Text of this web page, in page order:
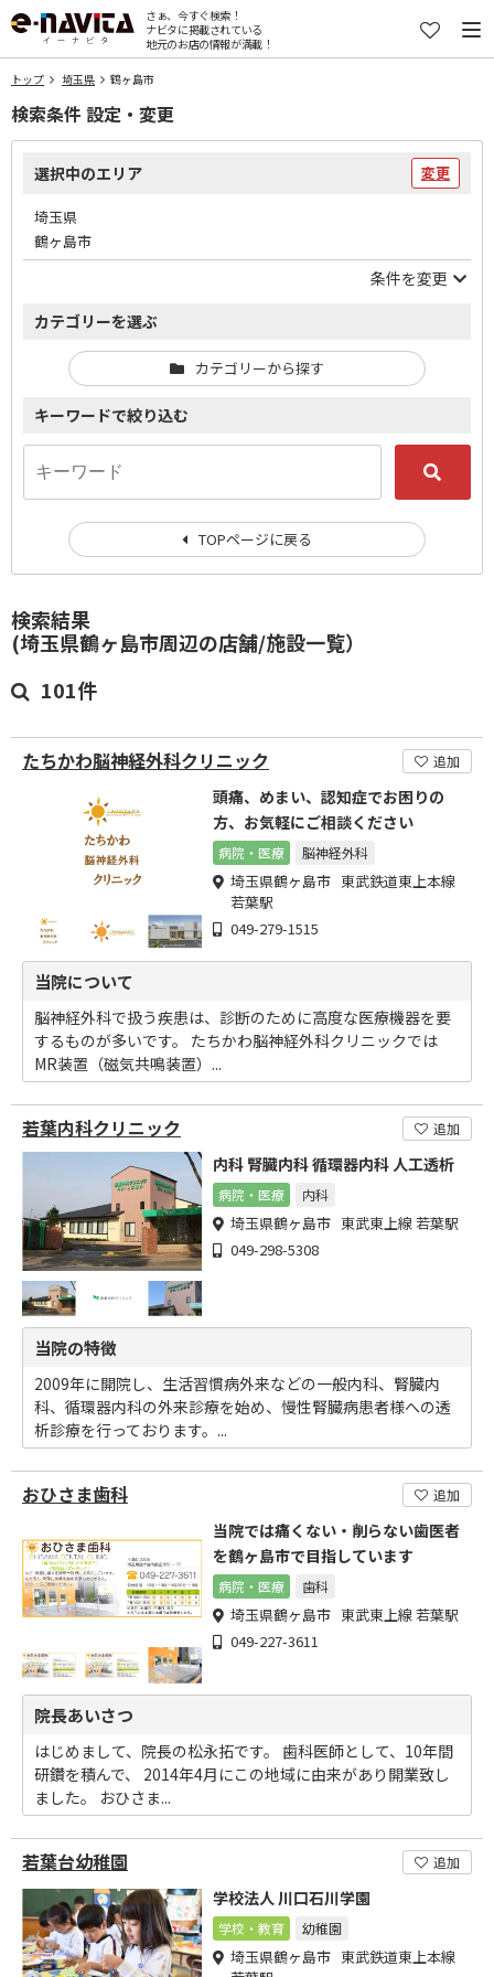
さぁ、今すぐ検索！
ナビタに掲載されている
地元のお店の情報が満載！
トップ 埼玉県 鶴ヶ島市
検索結果
(埼玉県鶴ヶ島市周辺の店舗/施設一覧）
101件
たちかわ脳神経外科クリニック 追加
頭痛、めまい、認知症でお困りの
方、お気軽にご相談ください
病院・医療 脳神経外科
埼玉県鶴ヶ島市 東武鉄道東上本線
若葉駅
049-279-1515
当院について
脳神経外科で扱う疾患は、診断のために高度な医療機器を要
するものが多いです。 たちかわ脳神経外科クリニックでは
MR装置（磁気共鳴装置）...
若葉内科クリニック 追加
内科 腎臓内科 循環器内科 人工透析
病院・医療 内科
埼玉県鶴ヶ島市 東武東上線 若葉駅
049-298-5308
当院の特徴
2009年に開院し、生活習慣病外来などの一般内科、腎臓内
科、循環器内科の外来診療を始め、慢性腎臓病患者様への透
析診療を行っております。...
おひさま歯科 追加
当院では痛くない・削らない歯医者
を鶴ヶ島市で目指しています
病院・医療 歯科
埼玉県鶴ヶ島市 東武東上線 若葉駅
049-227-3611
院長あいさつ
はじめまして、院長の松永拓です。 歯科医師として、10年間
研鑽を積んで、 2014年4月にこの地域に由来があり開業致し
ました。 おひさま...
若葉台幼稚園 追加
学校法人 川口石川学園
学校・教育 幼稚園
埼玉県鶴ヶ島市 東武鉄道東上本線
検索条件 設定・変更
選択中のエリア 変更
埼玉県
鶴ヶ島市
条件を変更
カテゴリーを選ぶ
カテゴリーから探す
キーワードで絞り込む
TOPページに戻る